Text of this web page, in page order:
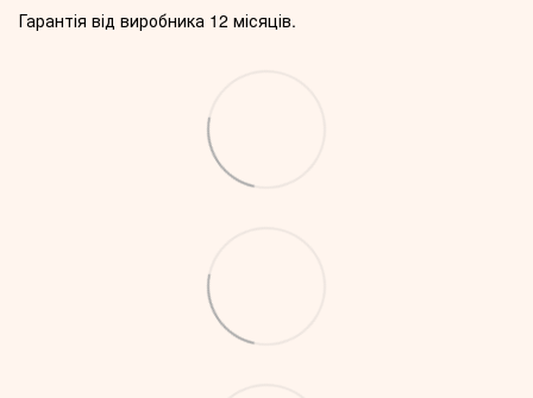
Гарантія від виробника 12 місяців.